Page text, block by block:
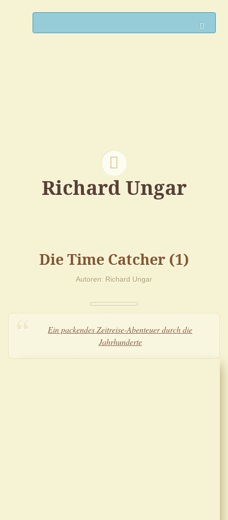
Richard Ungar
Die Time Catcher (1)
Autoren Richard Ungar
Ein packendes Zeitreise-Abenteuer durch die
Jahrhunderte